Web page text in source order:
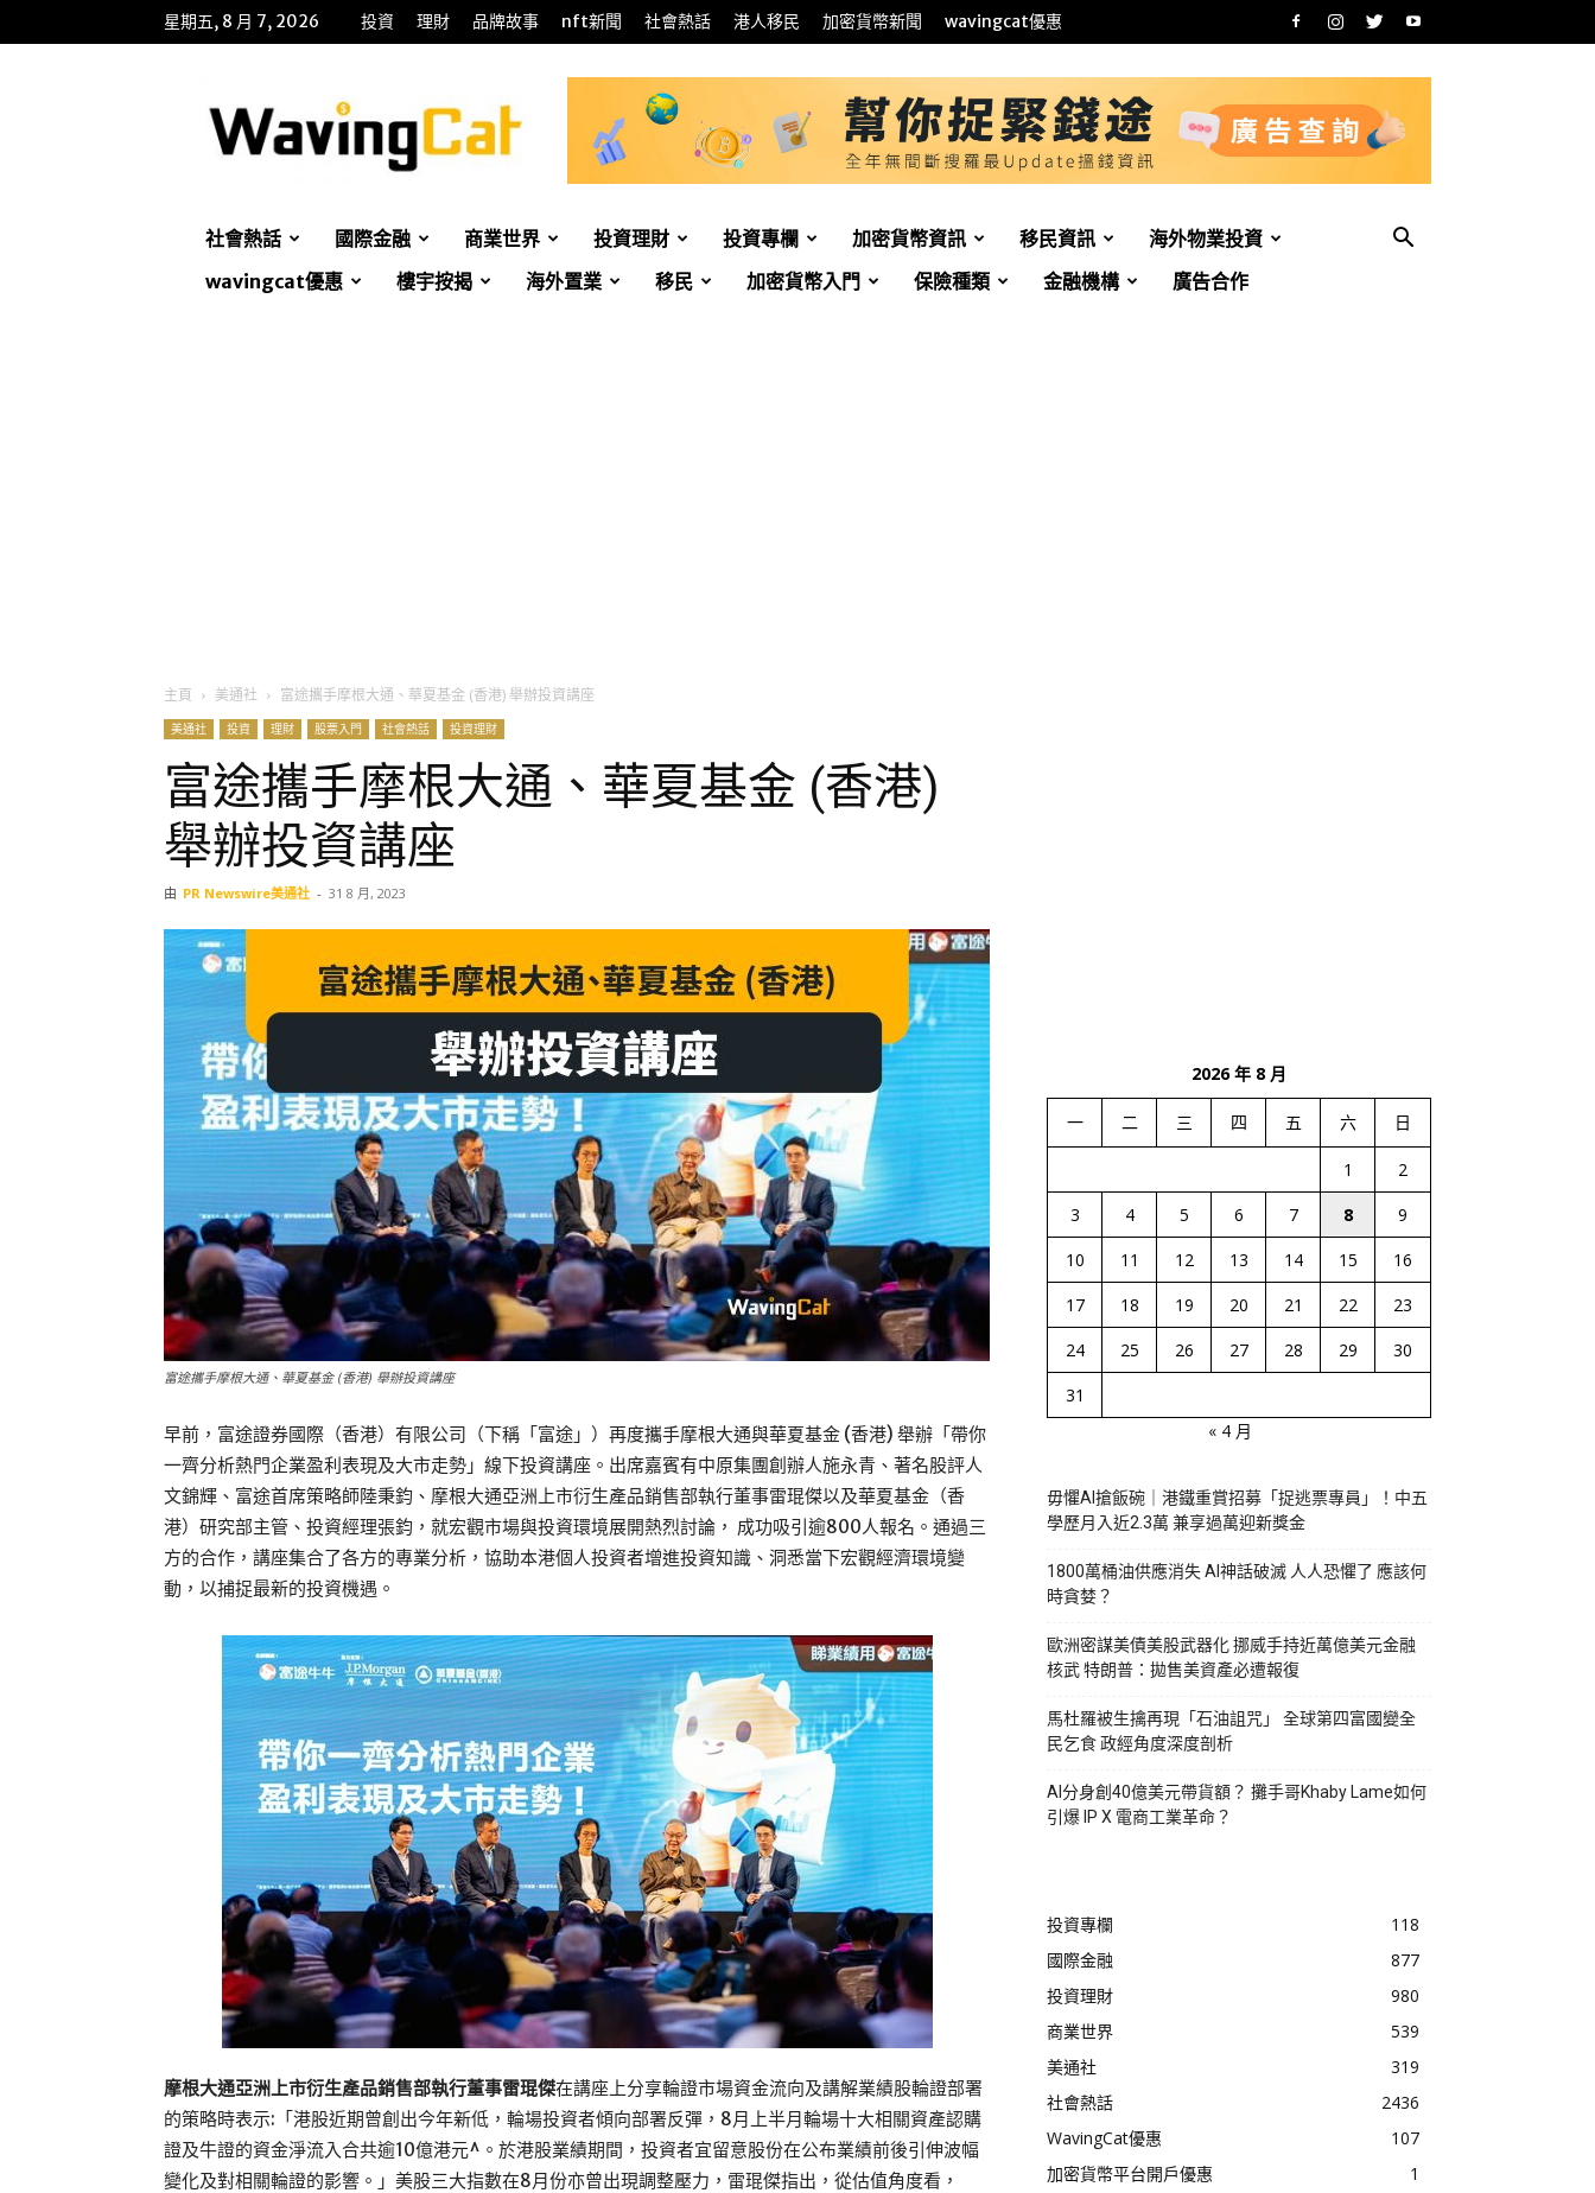
星期五, 8 月 7, 2026 投資 理財 品牌故事 nft新聞 社會熱話 港人移民 加密貨幣新聞 wavingcat優惠
招
財
貓
社會熱話 國際金融 商業世界 投資理財 投資專欄 加密貨幣資訊 移民資訊
海外物業投資
wavingcat優惠
樓宇按揭 海外置業 移民 加密貨幣入門 保險種類 金融機構 廣告合作
主頁 美通社 富途攜手摩根大通、華夏基金 (香港) 舉辦投資講座
美通社 投資 理財 股票入門 社會熱話 投資理財
富途攜手摩根大通、華夏基金 (香港)
舉辦投資講座
由 PR Newswire美通社 - 31 8 月, 2023
富途攜手摩根大通、華夏基金 (香港) 舉辦投資講座
早前，富途證券國際（香港）有限公司（下稱「富途」）再度攜手摩根大通與華夏基金 (香港) 舉辦「帶你
一齊分析熱門企業盈利表現及大市走勢」線下投資講座。出席嘉賓有中原集團創辦人施永青、著名股評人
文錦輝、富途首席策略師陸秉鈞、摩根大通亞洲上市衍生產品銷售部執行董事雷琨傑以及華夏基金（香
港）研究部主管、投資經理張鈞，就宏觀市場與投資環境展開熱烈討論， 成功吸引逾800人報名。通過三
方的合作，講座集合了各方的專業分析，協助本港個人投資者增進投資知識、洞悉當下宏觀經濟環境變
動，以捕捉最新的投資機遇。
摩根大通亞洲上市衍生產品銷售部執行董事雷琨傑在講座上分享輪證市場資金流向及講解業績股輪證部署
的策略時表示:「港股近期曾創出今年新低，輪場投資者傾向部署反彈，8月上半月輪場十大相關資產認購
證及牛證的資金淨流入合共逾10億港元^。於港股業績期間，投資者宜留意股份在公布業績前後引伸波幅
變化及對相關輪證的影響。」美股三大指數在8月份亦曾出現調整壓力，雷琨傑指出，從估值角度看，
2026 年 8 月
一 二 三 四 五 六 日
1
2
3
4 5 6 7 8
9
10
11 12 13 14 15
16
17
18 19 20 21 22
23
24
25 26 27 28 29
30
31
« 4 月
毋懼AI搶飯碗｜港鐵重賞招募「捉逃票專員」！中五
學歷月入近2.3萬 兼享過萬迎新獎金
1800萬桶油供應消失 AI神話破滅 人人恐懼了 應該何
時貪婪？
歐洲密謀美債美股武器化 挪威手持近萬億美元金融
核武 特朗普：拋售美資產必遭報復
馬杜羅被生擒再現「石油詛咒」 全球第四富國變全
民乞食 政經角度深度剖析
AI分身創40億美元帶貨額？ 攤手哥Khaby Lame如何
引爆 IP X 電商工業革命？
投資專欄
118
國際金融
877
投資理財
980
商業世界
539
美通社
319
社會熱話
2436
WavingCat優惠
107
加密貨幣平台開戶優惠
1